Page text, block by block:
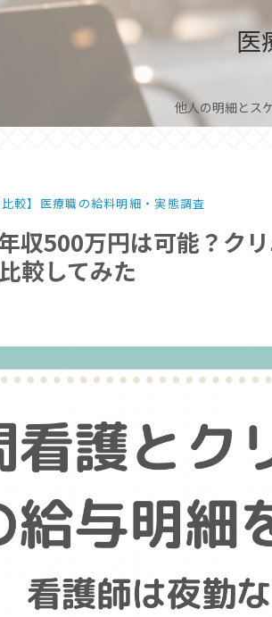
医
他人の明細とス
比較】医療職の給料明細・実態調査
収500万円は可能？ク
較してみた